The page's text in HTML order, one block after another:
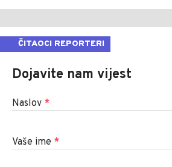
ČITAOCI REPORTERI
Dojavite nam vijest
Naslov *
Vaše ime *